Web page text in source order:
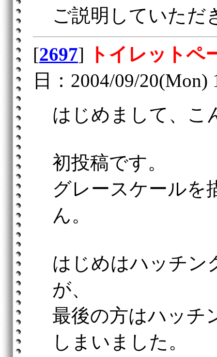
ご説明していただ
[2697]
トイレットペ
日：2004/09/20(Mon)
はじめまして、こ
初投稿です。
グレースケールを
ん。
はじめはハッチン
が、
最後の方はハッチ
しまいました。